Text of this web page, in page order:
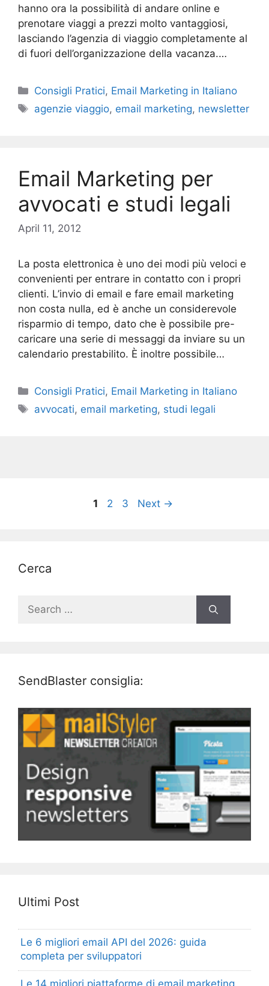
hanno ora la possibilità di andare online e
prenotare viaggi a prezzi molto vantaggiosi,
lasciando l’agenzia di viaggio completamente al
di fuori dell’organizzazione della vacanza.…
Categories
Consigli Pratici, Email Marketing in Italiano
Tags
agenzie viaggio, email marketing, newsletter
Email Marketing per
avvocati e studi legali
April 11, 2012
La posta elettronica è uno dei modi più veloci e
convenienti per entrare in contatto con i propri
clienti. L’invio di email e fare email marketing
non costa nulla, ed è anche un considerevole
risparmio di tempo, dato che è possibile pre-
caricare una serie di messaggi da inviare su un
calendario prestabilito. È inoltre possibile…
Categories
Consigli Pratici, Email Marketing in Italiano
Tags
avvocati, email marketing, studi legali
Page
1 Page
2 Page
3 Next →
Cerca
Search
SendBlaster consiglia:
Ultimi Post
Le 6 migliori email API del 2026: guida
completa per sviluppatori